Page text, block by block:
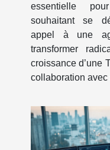
essentielle
souhaitant se
appel à une
transformer
croissance d’une
collaboration avec